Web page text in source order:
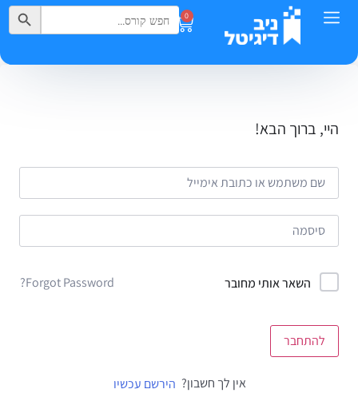
0
Search
for:
Search Button
היי, ברוך הבא!
השאר אותי מחובר Forgot Password?
להתחבר
אין לך חשבון? הירשם עכשיו